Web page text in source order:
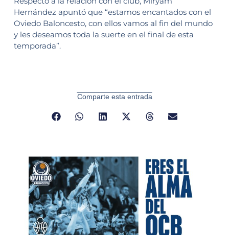
Hernández apuntó que “estamos encantados con el
Oviedo Baloncesto, con ellos vamos al fin del mundo
y les deseamos toda la suerte en el final de esta
temporada”.
Comparte esta entrada